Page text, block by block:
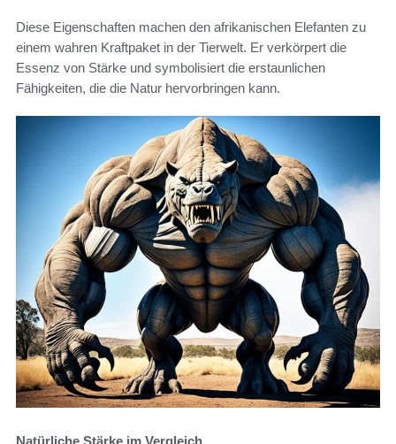
Diese Eigenschaften machen den afrikanischen Elefanten zu
einem wahren Kraftpaket in der Tierwelt. Er verkörpert die
Essenz von Stärke und symbolisiert die erstaunlichen
Fähigkeiten, die die Natur hervorbringen kann.
Natürliche Stärke im Vergleich